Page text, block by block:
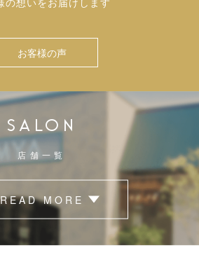
お客様の声
SALON
店舗一覧
READ MORE